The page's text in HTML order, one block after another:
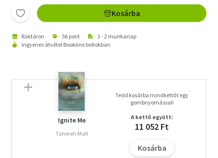
Kosárba
Raktáron 56 pont
1 - 2 munkanap
Ingyenes átvétel Bookline boltokban
Ignite Me
Tahereh Mafi
Tedd kosárba mindkettőt egy
gombnyomással!
A kettő együtt:
11 052 Ft
Kosárba